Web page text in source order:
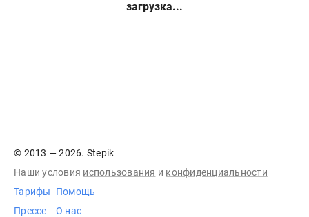
загрузка...
© 2013 — 2026. Stepik
Наши условия использования и конфиденциальности
Тарифы
Прессе
Помощь
О нас